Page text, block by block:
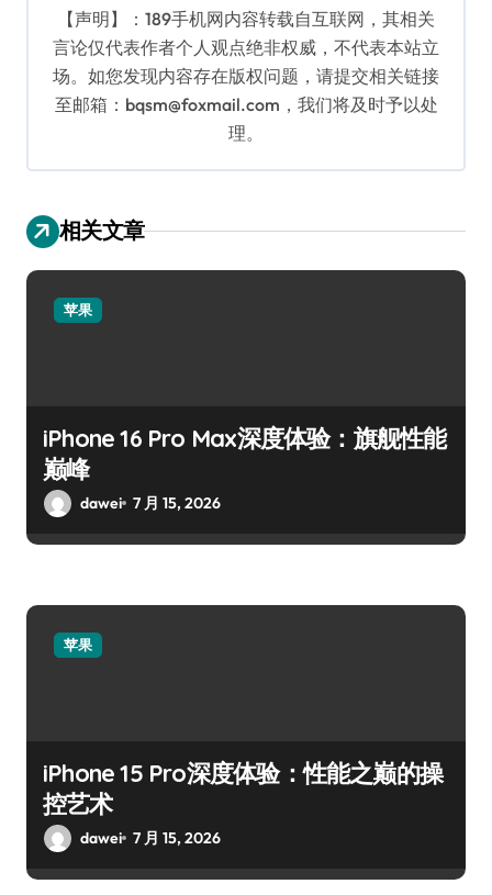
【声明】：189手机网内容转载自互联网，其相关
言论仅代表作者个人观点绝非权威，不代表本站立
场。如您发现内容存在版权问题，请提交相关链接
至邮箱：bqsm@foxmail.com，我们将及时予以处
理。
相关文章
苹果
iPhone 16 Pro Max深度体验：旗舰性能
巅峰
dawei 7 月 15, 2026
苹果
iPhone 15 Pro深度体验：性能之巅的操
控艺术
dawei 7 月 15, 2026